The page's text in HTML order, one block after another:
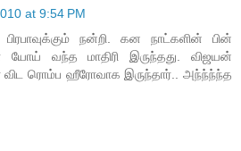
at 9:54 PM
நன்றி. கன நாட்களின் பின்
யோய் வந்த மாதிரி இருந்தது. விஜயன்
விட ரொம்ப ஹீரோவாக இருந்தார்.. அந்ந்ந்ந்த